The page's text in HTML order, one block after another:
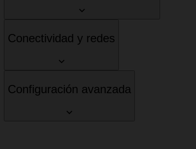
Conectividad y redes
Configuración avanzada